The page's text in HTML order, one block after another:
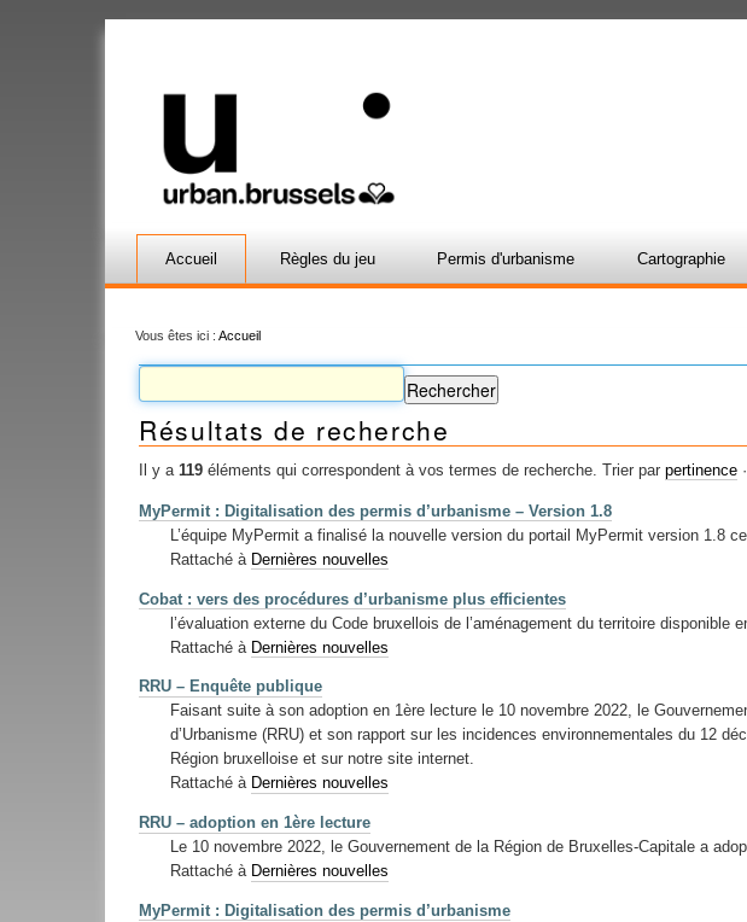
Accueil Règles du jeu Permis d'urbanisme Cartographie
Vous êtes ici : Accueil
Résultats de recherche
Il y a 119 éléments qui correspondent à vos termes de recherche. Trier par pertinence ·
MyPermit : Digitalisation des permis d’urbanisme – Version 1.8
L’équipe MyPermit a finalisé la nouvelle version du portail MyPermit version 1.8
Rattaché à Dernières nouvelles
Cobat : vers des procédures d’urbanisme plus efficientes
l’évaluation externe du Code bruxellois de l’aménagement du territoire disponible
Rattaché à Dernières nouvelles
RRU – Enquête publique
Faisant suite à son adoption en 1ère lecture le 10 novembre 2022, le
d’Urbanisme (RRU) et son rapport sur les incidences environnementales du 12
Région bruxelloise et sur notre site internet.
Rattaché à Dernières nouvelles
RRU – adoption en 1ère lecture
Le 10 novembre 2022, le Gouvernement de la Région de Bruxelles-Capitale a
Rattaché à Dernières nouvelles
MyPermit : Digitalisation des permis d’urbanisme